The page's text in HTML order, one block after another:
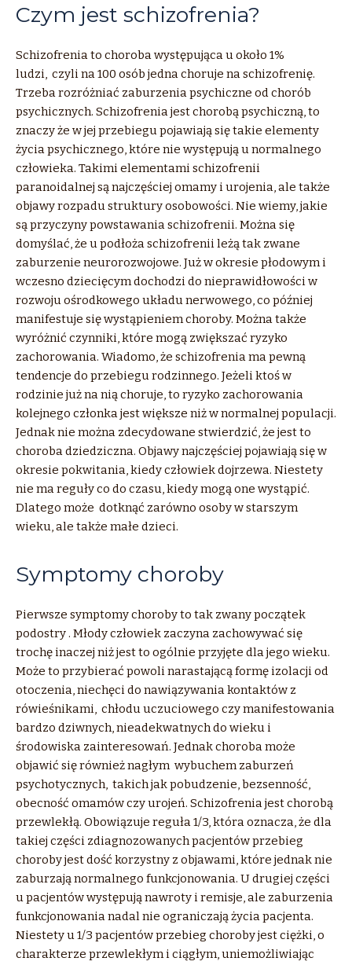
Czym jest schizofrenia?
Schizofrenia to choroba występująca u około 1%
ludzi, czyli na 100 osób jedna choruje na schizofrenię.
Trzeba rozróżniać zaburzenia psychiczne od chorób
psychicznych. Schizofrenia jest chorobą psychiczną, to
znaczy że w jej przebiegu pojawiają się takie elementy
życia psychicznego, które nie występują u normalnego
człowieka. Takimi elementami schizofrenii
paranoidalnej są najczęściej omamy i urojenia, ale także
objawy rozpadu struktury osobowości. Nie wiemy, jakie
są przyczyny powstawania schizofrenii. Można się
domyślać, że u podłoża schizofrenii leżą tak zwane
zaburzenie neurorozwojowe. Już w okresie płodowym i
wczesno dziecięcym dochodzi do nieprawidłowości w
rozwoju ośrodkowego układu nerwowego, co później
manifestuje się wystąpieniem choroby. Można także
wyróżnić czynniki, które mogą zwiększać ryzyko
zachorowania. Wiadomo, że schizofrenia ma pewną
tendencje do przebiegu rodzinnego. Jeżeli ktoś w
rodzinie już na nią choruje, to ryzyko zachorowania
kolejnego członka jest większe niż w normalnej populacji.
Jednak nie można zdecydowane stwierdzić, że jest to
choroba dziedziczna. Objawy najczęściej pojawiają się w
okresie pokwitania, kiedy człowiek dojrzewa. Niestety
nie ma reguły co do czasu, kiedy mogą one wystąpić.
Dlatego może dotknąć zarówno osoby w starszym
wieku, ale także małe dzieci.
Symptomy choroby
Pierwsze symptomy choroby to tak zwany początek
podostry . Młody człowiek zaczyna zachowywać się
trochę inaczej niż jest to ogólnie przyjęte dla jego wieku.
Może to przybierać powoli narastającą formę izolacji od
otoczenia, niechęci do nawiązywania kontaktów z
rówieśnikami, chłodu uczuciowego czy manifestowania
bardzo dziwnych, nieadekwatnych do wieku i
środowiska zainteresowań. Jednak choroba może
objawić się również nagłym wybuchem zaburzeń
psychotycznych, takich jak pobudzenie, bezsenność,
obecność omamów czy urojeń. Schizofrenia jest chorobą
przewlekłą. Obowiązuje reguła 1/3, która oznacza, że dla
takiej części zdiagnozowanych pacjentów przebieg
choroby jest dość korzystny z objawami, które jednak nie
zaburzają normalnego funkcjonowania. U drugiej części
u pacjentów występują nawroty i remisje, ale zaburzenia
funkcjonowania nadal nie ograniczają życia pacjenta.
Niestety u 1/3 pacjentów przebieg choroby jest ciężki, o
charakterze przewlekłym i ciągłym, uniemożliwiając